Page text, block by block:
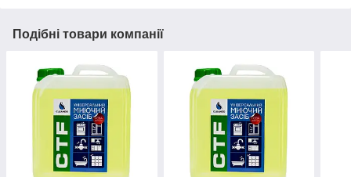
Подібні товари компанії